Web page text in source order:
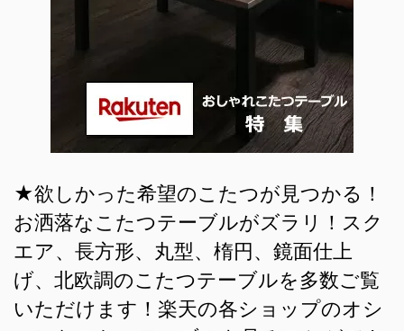
★欲しかった希望のこたつが見つかる！
お洒落なこたつテーブルがズラリ！スク
エア、長方形、丸型、楕円、鏡面仕上
げ、北欧調のこたつテーブルを多数ご覧
いただけます！楽天の各ショップのオシ